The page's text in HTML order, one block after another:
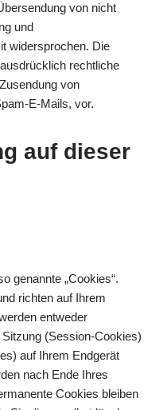
von nicht
und
widersprochen. Die
rechtliche
von
E-Mails, vor.
auf dieser
genannte „Cookies“.
richten auf Ihrem
entweder
(Session-Cookies)
auf Ihrem Endgerät
nach Ende Ihres
Cookies bleiben